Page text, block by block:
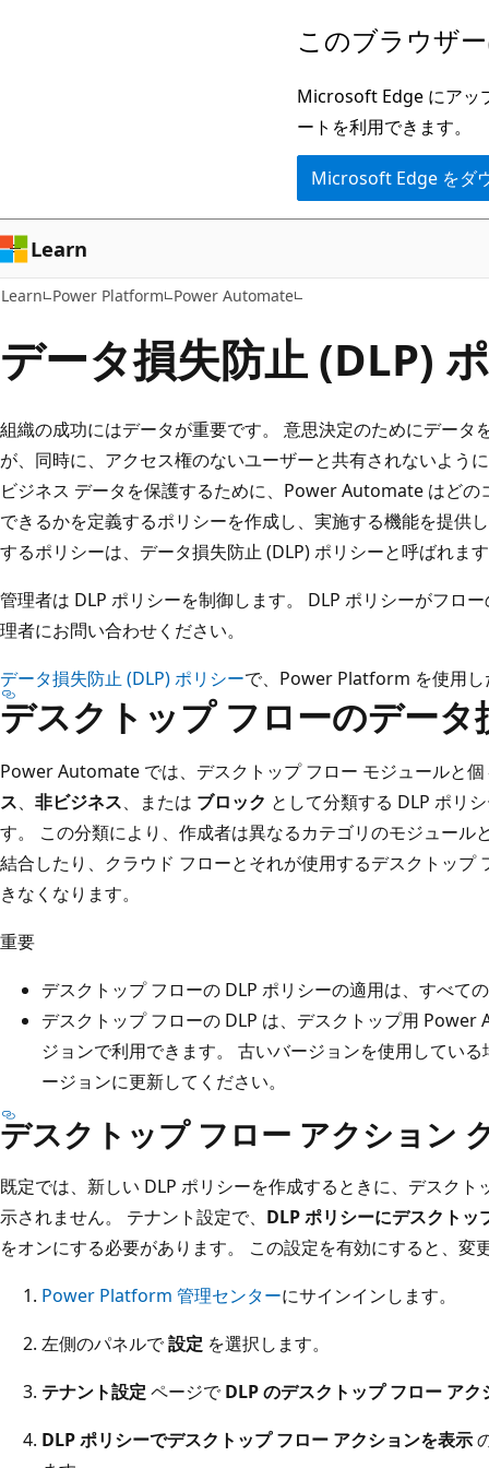
ン
ツ
に
ス
ッ
このブラウザ
Microsoft Edge にアッ
ートを利用できます。
Microsoft Edge をダ
Learn
Learn Power Platform Power Automate
データ損失防止 (DLP)
組織の成功にはデータが重要です。 意思決定のためにデータ
が、同時に、アクセス権のないユーザーと共有されないよう
ビジネス データを保護するために、Power Automate はど
できるかを定義するポリシーを作成し、実施する機能を提供
するポリシーは、データ損失防止 (DLP) ポリシーと呼ばれま
管理者は DLP ポリシーを制御します。 DLP ポリシーがフロ
理者にお問い合わせください。
データ損失防止 (DLP) ポリシーで、Power Platform を使用し
デスクトップ フローのデータ
Power Automate では、デスクトップ フロー モジュールと
ス、 非ビジネス、または ブロック として分類する DLP ポリ
す。 この分類により、作成者は異なるカテゴリのモジュール
結合したり、クラウド フローとそれが使用するデスクトップ
きなくなります。
重要
デスクトップ フローの DLP ポリシーの適用は、すべて
デスクトップ フローの DLP は、デスクトップ用
ジョンで利用できます。 古いバージョンを使用してい
ージョンに更新してください。
デスクトップ フロー アクション
既定では、新しい DLP ポリシーを作成するときに、デスク
示されません。 テナント設定で、 DLP ポリシーにデスクトッ
をオンにする必要があります。 この設定を有効にすると、変
Power Platform 管理センターにサインインします。
左側のパネルで設定 を選択します。
テナント設定 ページでDLP のデスクトップ フロー アク
DLP ポリシーでデスクトップ フロー アクションを表示